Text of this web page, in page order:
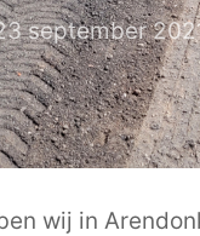
september
wij in